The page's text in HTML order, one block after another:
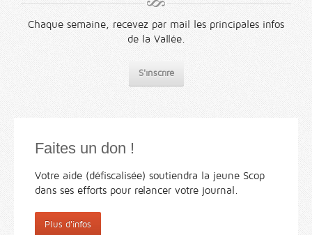
Chaque semaine, recevez par mail les principales infos
de la Vallée.
S'inscrire
Faites un don !
Votre aide (défiscalisée) soutiendra la jeune Scop
dans ses efforts pour relancer votre journal.
Plus d'infos